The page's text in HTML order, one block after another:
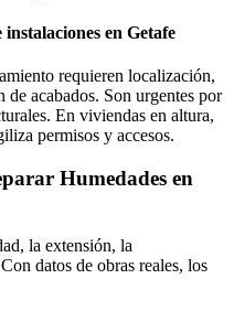
en Getafe
requieren localización,
acabados. Son urgentes por
En viviendas en altura,
permisos y accesos.
Humedades en
la extensión, la
datos de obras reales, los